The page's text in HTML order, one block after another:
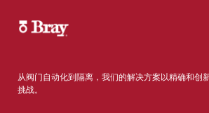
从阀门自动化到隔离，我们的解决方案以精确和创
挑战。